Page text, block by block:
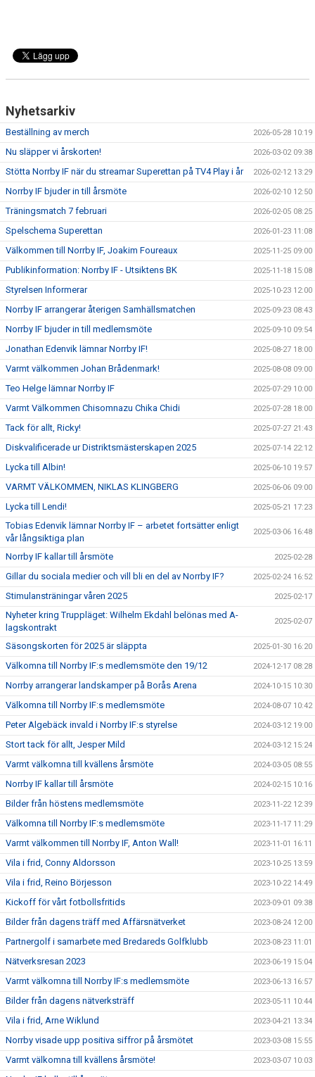
Nyhetsarkiv
Beställning av merch 2026-05-28 10:19
Nu släpper vi årskorten! 2026-03-02 09:38
Stötta Norrby IF när du streamar Superettan på TV4 Play i år 2026-02-12 13:29
Norrby IF bjuder in till årsmöte 2026-02-10 12:50
Träningsmatch 7 februari 2026-02-05 08:25
Spelschema Superettan 2026-01-23 11:08
Välkommen till Norrby IF, Joakim Foureaux 2025-11-25 09:00
Publikinformation: Norrby IF - Utsiktens BK 2025-11-18 15:08
Styrelsen Informerar 2025-10-23 12:00
Norrby IF arrangerar återigen Samhällsmatchen 2025-09-23 08:43
Norrby IF bjuder in till medlemsmöte 2025-09-10 09:54
Jonathan Edenvik lämnar Norrby IF! 2025-08-27 18:00
Varmt välkommen Johan Brådenmark! 2025-08-08 09:00
Teo Helge lämnar Norrby IF 2025-07-29 10:00
Varmt Välkommen Chisomnazu Chika Chidi 2025-07-28 18:00
Tack för allt, Ricky! 2025-07-27 21:43
Diskvalificerade ur Distriktsmästerskapen 2025 2025-07-14 22:12
Lycka till Albin! 2025-06-10 19:57
VARMT VÄLKOMMEN, NIKLAS KLINGBERG 2025-06-06 09:00
Lycka till Lendi! 2025-05-21 17:23
Tobias Edenvik lämnar Norrby IF – arbetet fortsätter enligt
vår långsiktiga plan
2025-03-06 16:48
Norrby IF kallar till årsmöte 2025-02-28
Gillar du sociala medier och vill bli en del av Norrby IF? 2025-02-24 16:52
Stimulansträningar våren 2025 2025-02-17
Nyheter kring Truppläget: Wilhelm Ekdahl belönas med A-
lagskontrakt
2025-02-07
Säsongskorten för 2025 är släppta 2025-01-30 16:20
Välkomna till Norrby IF:s medlemsmöte den 19/12 2024-12-17 08:28
Norrby arrangerar landskamper på Borås Arena 2024-10-15 10:30
Välkomna till Norrby IF:s medlemsmöte 2024-08-07 10:42
Peter Algebäck invald i Norrby IF:s styrelse 2024-03-12 19:00
Stort tack för allt, Jesper Mild 2024-03-12 15:24
Varmt välkomna till kvällens årsmöte 2024-03-05 08:55
Norrby IF kallar till årsmöte 2024-02-15 10:16
Bilder från höstens medlemsmöte 2023-11-22 12:39
Välkomna till Norrby IF:s medlemsmöte 2023-11-17 11:29
Varmt välkommen till Norrby IF, Anton Wall! 2023-11-01 16:11
Vila i frid, Conny Aldorsson 2023-10-25 13:59
Vila i frid, Reino Börjesson 2023-10-22 14:49
Kickoff för vårt fotbollsfritids 2023-09-01 09:38
Bilder från dagens träff med Affärsnätverket 2023-08-24 12:00
Partnergolf i samarbete med Bredareds Golfklubb 2023-08-23 11:01
Nätverksresan 2023 2023-06-19 15:04
Varmt välkomna till Norrby IF:s medlemsmöte 2023-06-13 16:57
Bilder från dagens nätverksträff 2023-05-11 10:44
Vila i frid, Arne Wiklund 2023-04-21 13:34
Norrby visade upp positiva siffror på årsmötet 2023-03-08 15:55
Varmt välkomna till kvällens årsmöte! 2023-03-07 10:03